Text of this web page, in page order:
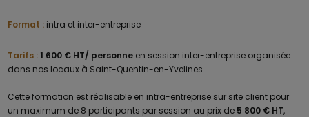
Format : intra et inter-entreprise
Tarifs : 1 600 € HT/ personne en session inter-entreprise organisée
dans nos locaux à Saint-Quentin-en-Yvelines.
Cette formation est réalisable en intra-entreprise sur site client pour
un maximum de 8 participants par session au prix de 5 800 € HT,